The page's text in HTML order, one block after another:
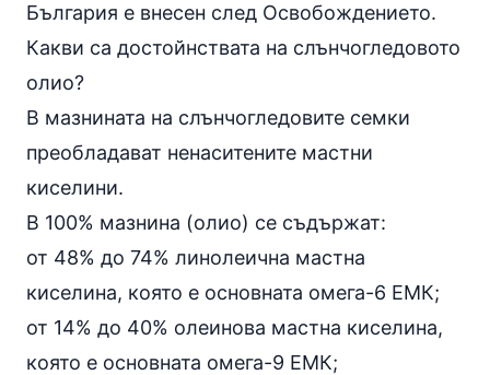
България е внесен след Освобождението.
Какви са достойнствата на слънчогледовото
олио?
В мазнината на слънчогледовите семки
преобладават ненаситените мастни
киселини.
В 100% мазнина (олио) се съдържат:
от 48% до 74% линолеична мастна
киселина, която е основната омега-6 ЕМК;
от 14% до 40% олеинова мастна киселина,
която е основната омега-9 ЕМК;